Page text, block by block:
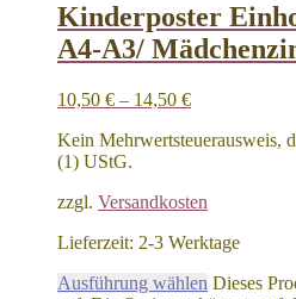
Kinderposter
A4-A3/
10,50 € – 14,50 €
Kein Mehrwertsteuerausweis,
(1) UStG.
zzgl. Versandkosten
Lieferzeit: 2-3 Werktage
Ausführung wählen Dieses